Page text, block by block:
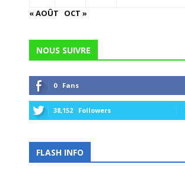
« AOÛT
OCT »
NOUS SUIVRE
0 Fans
38,152 Followers
FLASH INFO